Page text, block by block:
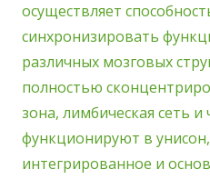
осуществляет
синхронизировать
различных мозговых
полностью
зона, лимбическая сеть
функционируют в унисон,
интегрированное и